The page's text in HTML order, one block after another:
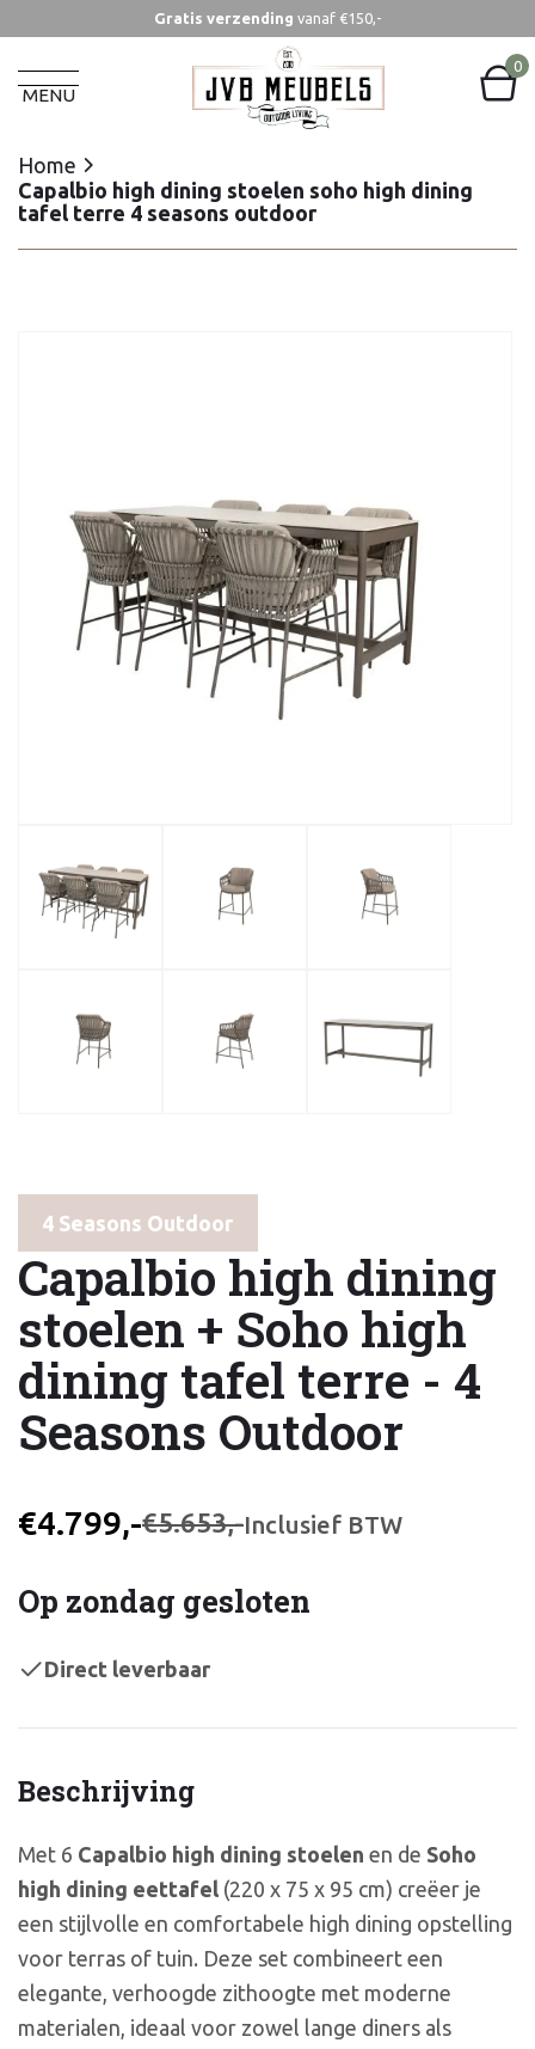
Gratis verzending vanaf €150,-
MENU
0
Home
Capalbio high dining stoelen soho high dining
tafel terre 4 seasons outdoor
Home
Capalbio high dining stoelen soho high dining
tafel terre 4 seasons outdoor
4 Seasons Outdoor
Capalbio high dining
stoelen + Soho high
dining tafel terre - 4
Seasons Outdoor
€4.799,-€5.653,-Inclusief BTW
Beschrijving
Met 6 Capalbio high dining stoelen en de Soho
high dining eettafel (220 x 75 x 95 cm) creëer je
een stijlvolle en comfortabele high dining opstelling
voor terras of tuin. Deze set combineert een
elegante, verhoogde zithoogte met moderne
materialen, ideaal voor zowel lange diners als
Op zondag gesloten
Direct leverbaar